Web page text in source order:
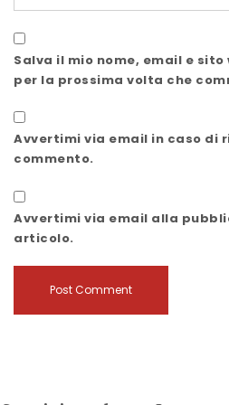
Salva il mio nome, email e
per la prossima volta che
Avvertimi via email in caso di
commento.
Avvertimi via email alla
articolo.